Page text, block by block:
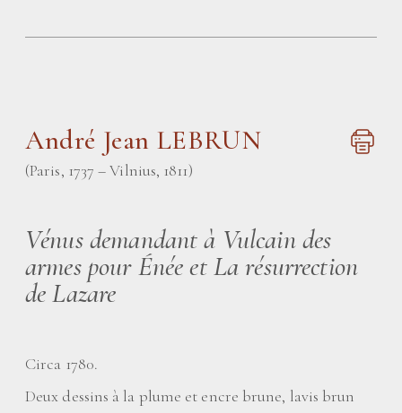
André Jean LEBRUN
(Paris, 1737 – Vilnius, 1811)
Vénus demandant à Vulcain des
armes pour Énée et La résurrection
de Lazare
Circa 1780.
Deux dessins à la plume et encre brune, lavis brun